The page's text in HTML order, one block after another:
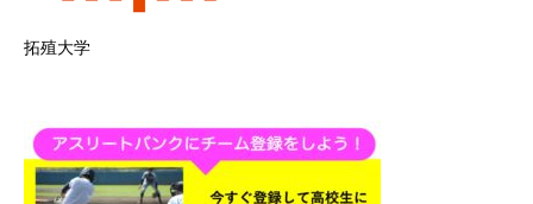
拓殖大学